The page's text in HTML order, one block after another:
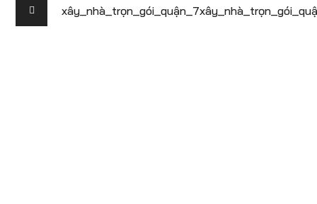
xây_nhà_trọn_gói_quận_7